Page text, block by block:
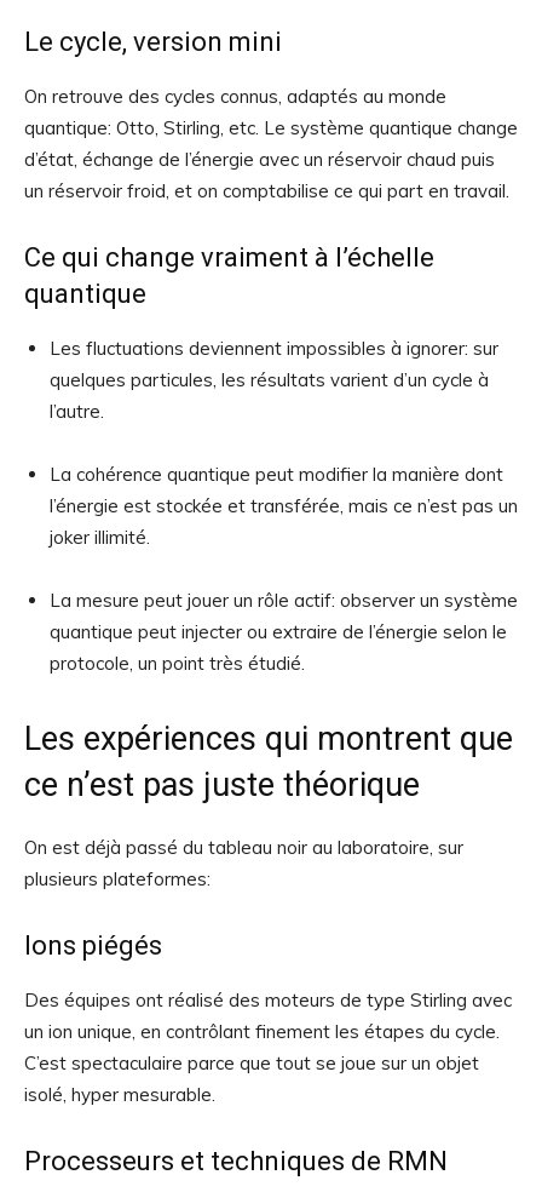
Le cycle, version mini
On retrouve des cycles connus, adaptés au monde
quantique: Otto, Stirling, etc. Le système quantique change
d’état, échange de l’énergie avec un réservoir chaud puis
un réservoir froid, et on comptabilise ce qui part en travail.
Ce qui change vraiment à l’échelle
quantique
Les fluctuations deviennent impossibles à ignorer: sur
quelques particules, les résultats varient d’un cycle à
l’autre.
La cohérence quantique peut modifier la manière dont
l’énergie est stockée et transférée, mais ce n’est pas un
joker illimité.
La mesure peut jouer un rôle actif: observer un système
quantique peut injecter ou extraire de l’énergie selon le
protocole, un point très étudié.
Les expériences qui montrent que
ce n’est pas juste théorique
On est déjà passé du tableau noir au laboratoire, sur
plusieurs plateformes:
Ions piégés
Des équipes ont réalisé des moteurs de type Stirling avec
un ion unique, en contrôlant finement les étapes du cycle.
C’est spectaculaire parce que tout se joue sur un objet
isolé, hyper mesurable.
Processeurs et techniques de RMN